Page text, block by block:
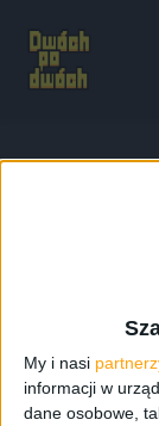
My i nasi
informacji w
dane osobowe,